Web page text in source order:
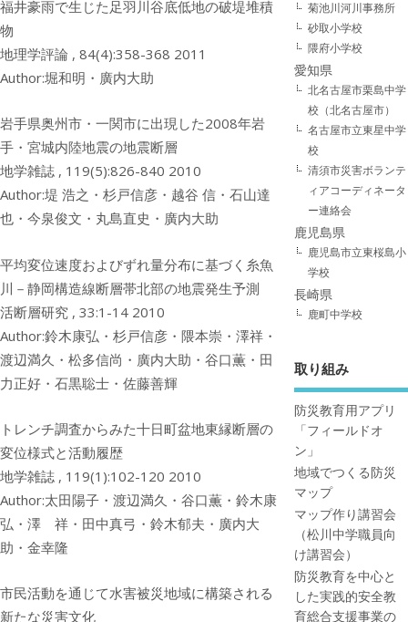
福井豪雨で生じた足羽川谷底低地の破堤堆積
物
地理学評論 , 84(4):358-368 2011
Author:堀和明・廣内大助
岩手県奥州市・一関市に出現した2008年岩
手・宮城内陸地震の地震断層
地学雑誌 , 119(5):826-840 2010
Author:堤 浩之・杉戸信彦・越谷 信・石山達
也・今泉俊文・丸島直史・廣内大助
平均変位速度およびずれ量分布に基づく糸魚
川－静岡構造線断層帯北部の地震発生予測
活断層研究 , 33:1-14 2010
Author:鈴木康弘・杉戸信彦・隈本崇・澤祥・
渡辺満久・松多信尚・廣内大助・谷口薫・田
力正好・石黒聡士・佐藤善輝
トレンチ調査からみた十日町盆地東縁断層の
変位様式と活動履歴
地学雑誌 , 119(1):102-120 2010
Author:太田陽子・渡辺満久・谷口薫・鈴木康
弘・澤 祥・田中真弓・鈴木郁夫・廣内大
助・金幸隆
市民活動を通じて水害被災地域に構築される
新たな災害文化
菊池川河川事務所
砂取小学校
隈府小学校
愛知県
北名古屋市栗島中学
校（北名古屋市）
名古屋市立東星中学
校
清須市災害ボランテ
ィアコーディネータ
ー連絡会
鹿児島県
鹿児島市立東桜島小
学校
長崎県
鹿町中学校
取り組み
防災教育用アプリ
「フィールドオ
ン」
地域でつくる防災
マップ
マップ作り講習会
（松川中学職員向
け講習会）
防災教育を中心と
した実践的安全教
育総合支援事業の